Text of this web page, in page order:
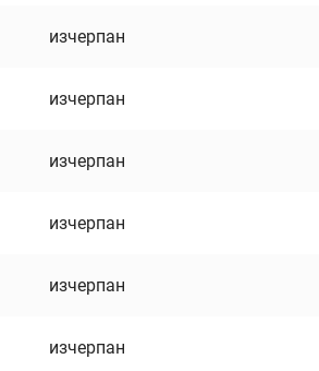
изчерпан
изчерпан
изчерпан
изчерпан
изчерпан
изчерпан